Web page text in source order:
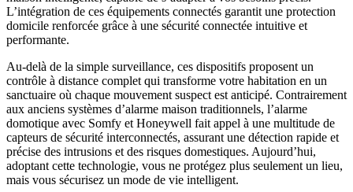
L’intégration de ces équipements connectés garantit une protection
domicile renforcée grâce à une sécurité connectée intuitive et
performante.
Au-delà de la simple surveillance, ces dispositifs proposent un
contrôle à distance complet qui transforme votre habitation en un
sanctuaire où chaque mouvement suspect est anticipé. Contrairement
aux anciens systèmes d’alarme maison traditionnels, l’alarme
domotique avec Somfy et Honeywell fait appel à une multitude de
capteurs de sécurité interconnectés, assurant une détection rapide et
précise des intrusions et des risques domestiques. Aujourd’hui,
adoptant cette technologie, vous ne protégez plus seulement un lieu,
mais vous sécurisez un mode de vie intelligent.